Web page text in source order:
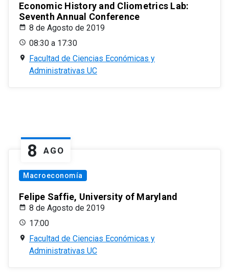
Economic History and Cliometrics Lab:
Seventh Annual Conference
8 de Agosto de 2019
08:30 a 17:30
Facultad de Ciencias Económicas y
Administrativas UC
8 AGO
Macroeconomía
Felipe Saffie, University of Maryland
8 de Agosto de 2019
17:00
Facultad de Ciencias Económicas y
Administrativas UC